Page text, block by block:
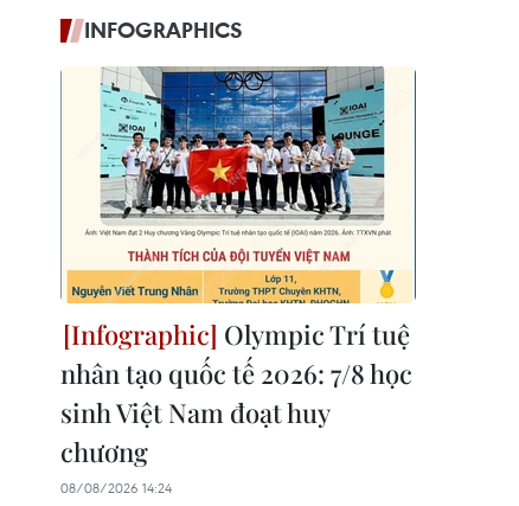
INFOGRAPHICS
Olympic Trí tuệ
nhân tạo quốc tế 2026: 7/8 học
sinh Việt Nam đoạt huy
chương
08/08/2026 14:24